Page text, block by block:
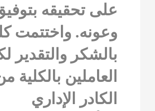
على تحقيقه
وعونه. واختتمت
بالشكر والتقدير
العاملين بالكلية
الكادر الإداري